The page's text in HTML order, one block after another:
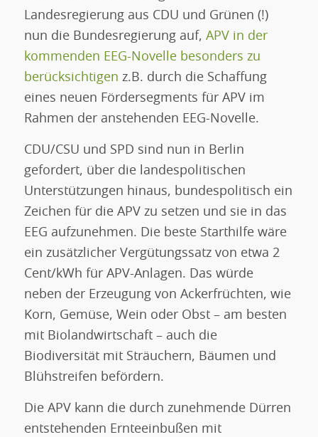
Landesregierung aus CDU und Grünen (!)
nun die Bundesregierung auf, APV in der
kommenden EEG-Novelle besonders zu
berücksichtigen z.B. durch die Schaffung
eines neuen Fördersegments für APV im
Rahmen der anstehenden EEG-Novelle.
CDU/CSU und SPD sind nun in Berlin
gefordert, über die landespolitischen
Unterstützungen hinaus, bundespolitisch ein
Zeichen für die APV zu setzen und sie in das
EEG aufzunehmen. Die beste Starthilfe wäre
ein zusätzlicher Vergütungssatz von etwa 2
Cent/kWh für APV-Anlagen. Das würde
neben der Erzeugung von Ackerfrüchten, wie
Korn, Gemüse, Wein oder Obst – am besten
mit Biolandwirtschaft – auch die
Biodiversität mit Sträuchern, Bäumen und
Blühstreifen befördern.
Die APV kann die durch zunehmende Dürren
entstehenden Ernteeinbußen mit